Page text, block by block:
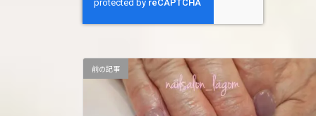
前の記事